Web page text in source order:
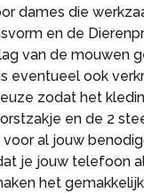
dames die
en de
van de mouwen
eventueel ook
zodat het
en de 2
al jouw
je jouw telefoon
het